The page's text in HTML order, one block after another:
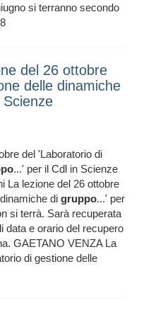
si terranno secondo
del 26 ottobre
delle dinamiche
del 'Laboratorio di
...' per il Cdl in Scienze
La lezione del 26 ottobre
di gruppo...' per
si terrà. Sarà recuperata
data e orario del recupero
GAETANO VENZA La
di gestione delle